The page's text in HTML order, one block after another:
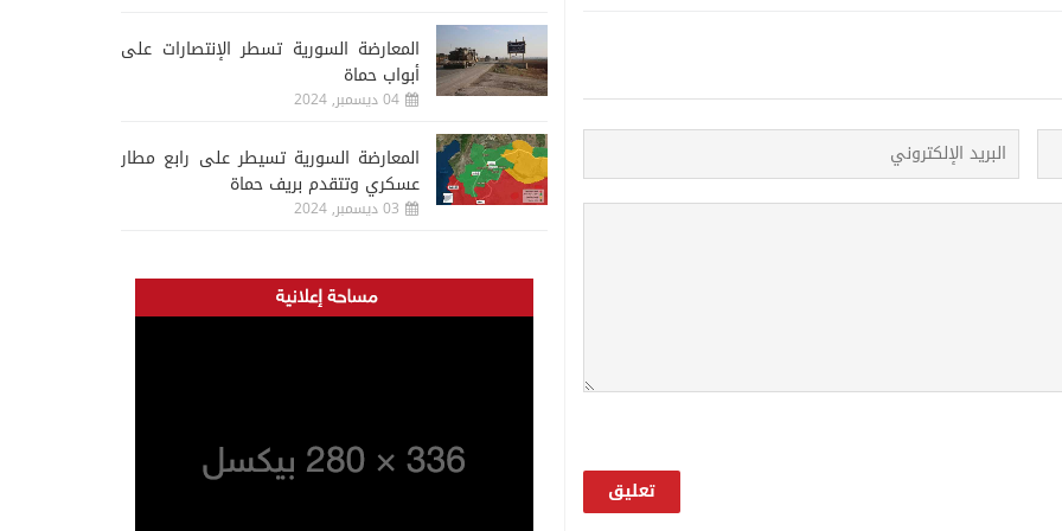
المعارضة السورية تسطر الإنتصارات على
أبواب حماة
04 ديسمبر, 2024
المعارضة السورية تسيطر على رابع مطار
عسكري وتتقدم بريف حماة
03 ديسمبر, 2024